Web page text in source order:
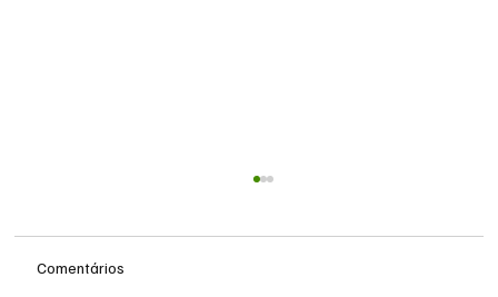
Comentários